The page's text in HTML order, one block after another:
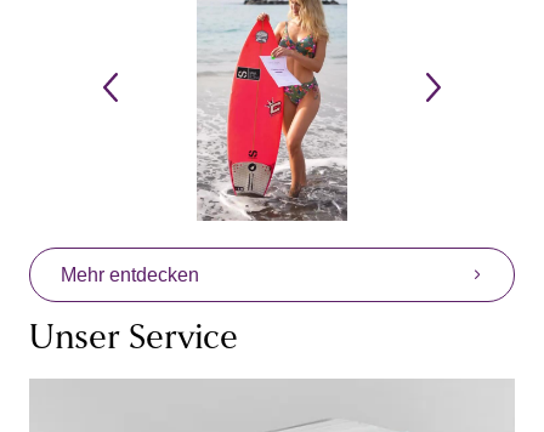
Mehr entdecken
Unser Service